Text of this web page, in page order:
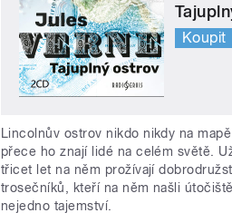
Koupit
Lincolnův ostrov nikdo nikdy na
přece ho znají lidé na celém světě.
třicet let na něm prožívají
trosečníků, kteří na něm našli
nejedno tajemství.